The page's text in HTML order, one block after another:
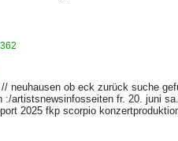
neuhausen ob eck zurück suche
:/artistsnewsinfosseiten fr. 20. juni
2025 fkp scorpio